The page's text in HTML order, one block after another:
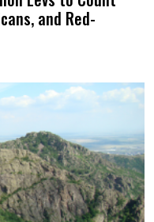
and Red-